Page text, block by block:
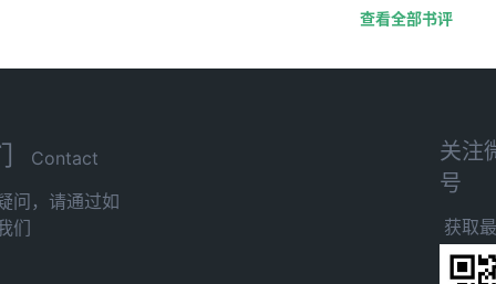
查看全部书评
Contact
问，请通过如
们
关注
号
获取